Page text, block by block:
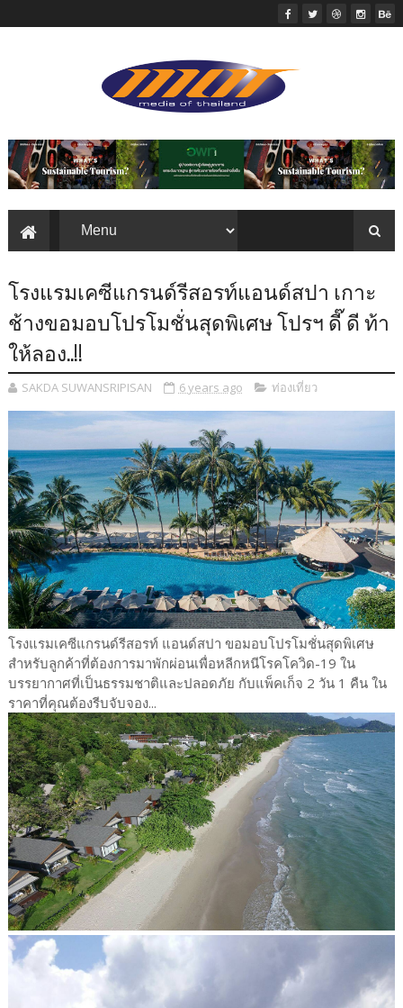
โรงแรมเคซีแกรนด์รีสอรท์แอนด์สปา เกาะ
ช้างขอมอบโปรโมชั่นสุดพิเศษ โปรฯ ดี๊ ดี ท้า
ให้ลอง..!!
SAKDA SUWANSRIPISAN 6 years ago ท่องเที่ยว
โรงแรมเคซีแกรนด์รีสอรท์ แอนด์สปา ขอมอบโปรโมชั่นสุดพิเศษ
สำหรับลูกค้าที่ต้องการมาพักผ่อนเพื่อหลีกหนีโรคโควิด-19 ใน
บรรยากาศที่เป็นธรรมชาติและปลอดภัย กับแพ็คเก็จ 2 วัน 1 คืน ใน
ราคาที่คุณต้องรีบจับจอง...